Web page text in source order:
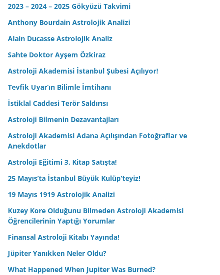
2023 – 2024 – 2025 Gökyüzü Takvimi
Anthony Bourdain Astrolojik Analizi
Alain Ducasse Astrolojik Analiz
Sahte Doktor Ayşem Özkiraz
Astroloji Akademisi İstanbul Şubesi Açılıyor!
Tevfik Uyar’ın Bilimle İmtihanı
İstiklal Caddesi Terör Saldırısı
Astroloji Bilmenin Dezavantajları
Astroloji Akademisi Adana Açılışından Fotoğraflar ve
Anekdotlar
Astroloji Eğitimi 3. Kitap Satışta!
25 Mayıs’ta İstanbul Büyük Kulüp’teyiz!
19 Mayıs 1919 Astrolojik Analizi
Kuzey Kore Olduğunu Bilmeden Astroloji Akademisi
Öğrencilerinin Yaptığı Yorumlar
Finansal Astroloji Kitabı Yayında!
Jüpiter Yanıkken Neler Oldu?
What Happened When Jupiter Was Burned?